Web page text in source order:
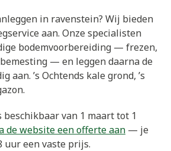
in ravenstein? Wij bieden
aan. Onze specialisten
bodemvoorbereiding — frezen,
— en leggen daarna de
aan. ’s Ochtends kale grond, ’s
beschikbaar van 1 maart tot 1
de website een offerte aan — je
uur een vaste prijs.